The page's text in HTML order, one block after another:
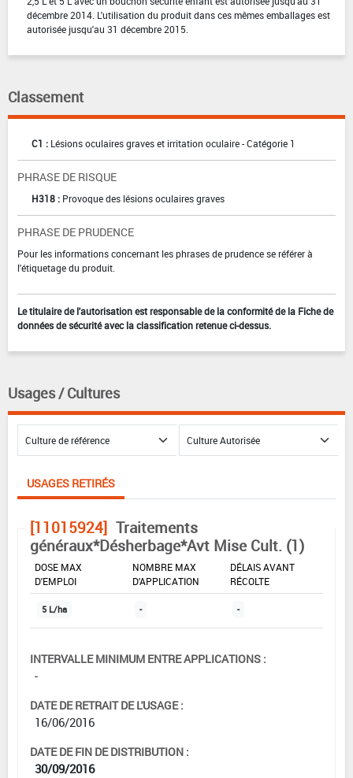
décembre 2014. L'utilisation du produit dans ces mêmes emballages est
autorisée jusqu'au 31 décembre 2015.
Classement
C1 : Lésions oculaires graves et irritation oculaire - Catégorie 1
PHRASE DE RISQUE
H318 : Provoque des lésions oculaires graves
PHRASE DE PRUDENCE
Pour les informations concernant les phrases de prudence se référer à
l'étiquetage du produit.
Le titulaire de l'autorisation est responsable de la conformité de la Fiche de
données de sécurité avec la classification retenue ci-dessus.
Usages / Cultures
USAGES RETIRÉS
[11015924] Traitements
généraux*Désherbage*Avt Mise Cult. (1)
DOSE MAX
D'EMPLOI
NOMBRE MAX
D'APPLICATION
DÉLAIS AVANT
RÉCOLTE
5 L/ha - -
INTERVALLE MINIMUM ENTRE APPLICATIONS :
-
DATE DE RETRAIT DE L'USAGE :
16/06/2016
DATE DE FIN DE DISTRIBUTION :
30/09/2016